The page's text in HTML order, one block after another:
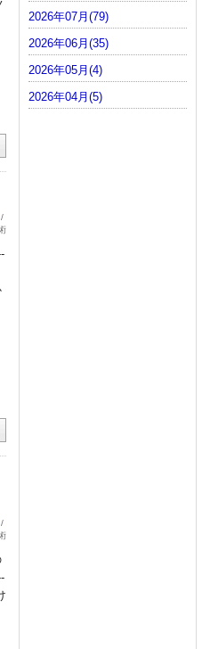
/
/
2026年07月(79)
2026年06月(35)
2026年05月(4)
2026年04月(5)